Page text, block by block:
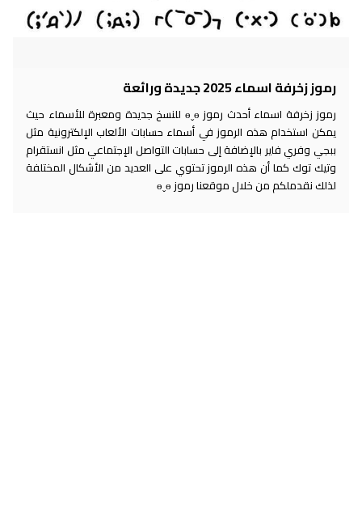
رموز زخرفة اسماء 2025 جديدة ورائعة
رموز زخرفة اسماء أحدث رموز ɵˬɵ للنسخ جديدة ومعبرة للأسماء حيث
يمكن استخدام هذه الرموز في أسماء حسابات الألعاب الإلكترونية مثل
ببجي وفري فاير بالإضافة إلى حسابات التواصل الإجتماعي مثل انستقرام
وتيك توك كما أن هذه الرموز تحتوي على العديد من الأشكال المختلفة
لذلك نقدملكم من خلال موقعنا رموز ɵˬɵ